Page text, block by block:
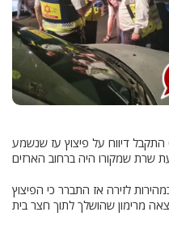
הלילה )אור לשלישי( סמוך לשעה 00:40 התקבל דיווח על פיצוץ עז שנשמע
לזירה אז התברר כי הפיצוץ